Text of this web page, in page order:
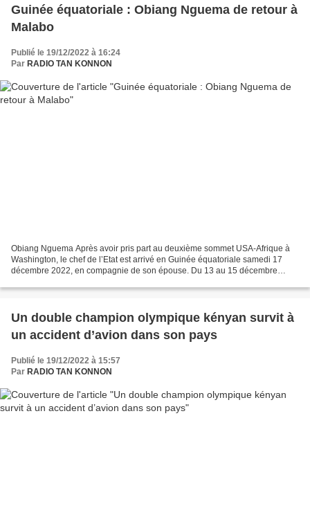
Guinée équatoriale : Obiang Nguema de retour à
Malabo
Publié le 19/12/2022 à 16:24
Par RADIO TAN KONNON
Obiang Nguema Après avoir pris part au deuxième sommet USA-Afrique à
Washington, le chef de l’Etat est arrivé en Guinée équatoriale samedi 17
décembre 2022, en compagnie de son épouse. Du 13 au 15 décembre
Un double champion olympique kényan survit à
un accident d’avion dans son pays
Publié le 19/12/2022 à 15:57
Par RADIO TAN KONNON